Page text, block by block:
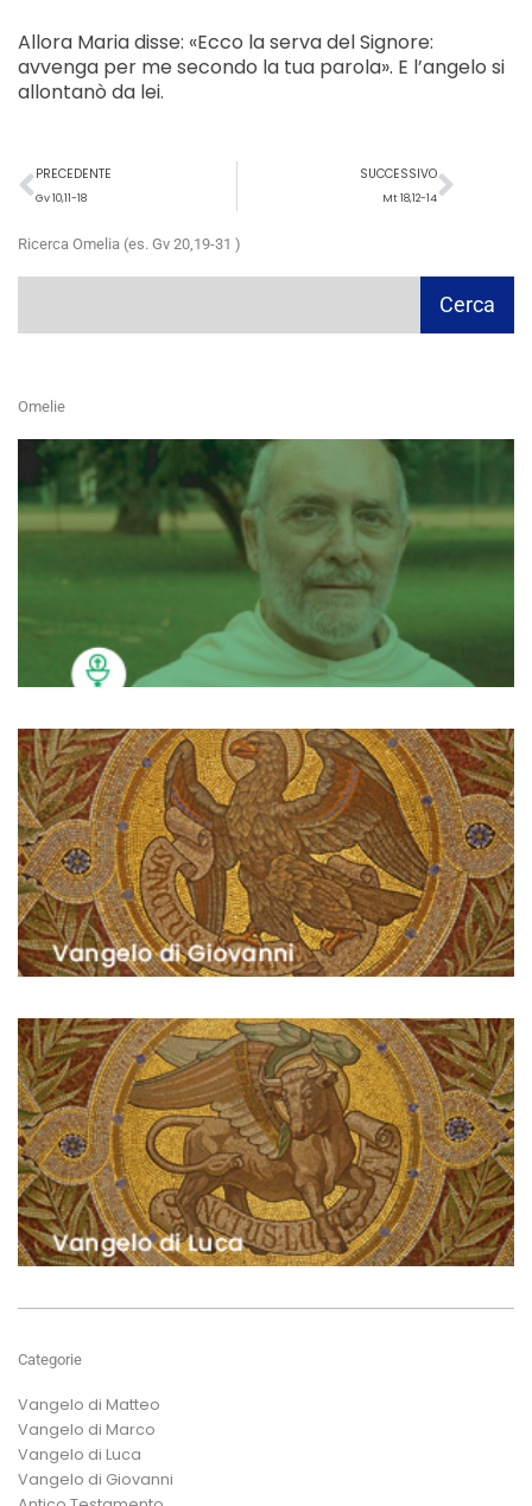
Allora Maria disse: «Ecco la serva del Signore:
avvenga per me secondo la tua parola». E l’angelo si
allontanò da lei.
Precedente
PRECEDENTE
Gv 10,11-18
SUCCESSIVO
Mt 18,12-14
Ricerca Omelia (es. Gv 20,19-31 )
Cerca
Omelie
Categorie
Vangelo di Matteo
Vangelo di Marco
Vangelo di Luca
Vangelo di Giovanni